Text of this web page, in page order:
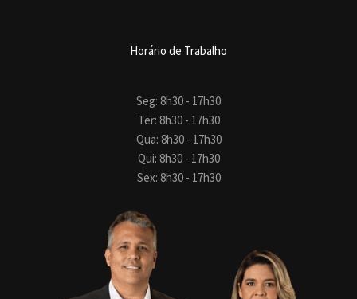
Horário de Trabalho
Seg: 8h30 - 17h30
Ter: 8h30 - 17h30
Qua: 8h30 - 17h30
Qui: 8h30 - 17h30
Sex: 8h30 - 17h30